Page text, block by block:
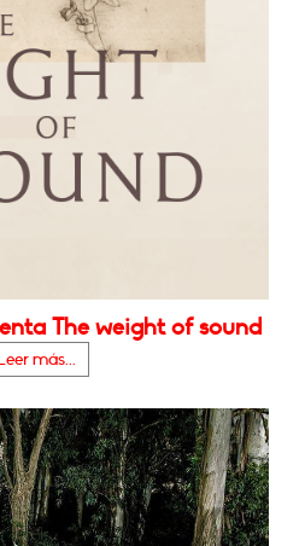
The weight of sound
más...